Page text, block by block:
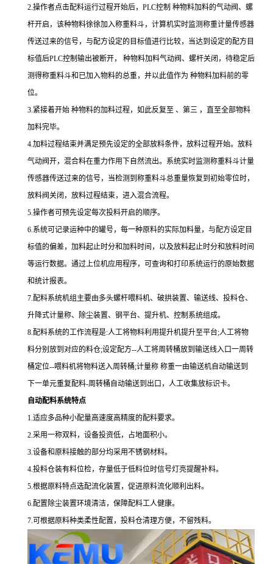
2.操作者点击配料运行过程开始后， PLC控制 种物料加料的气动阀、螺
杆开启，该种物料徐徐加入称重料斗，计算机实时监测称重计量传感器
传送过来的信号，与配方设定的目标值进行比较，当达到设定的配方目
标值后PLC控制输出被断开， 种物料加料气动阀、螺杆关闭，待稳定后
测得称重料斗和已加入物料的总重，并以此值作为 种物料加料前的零
位。
3.紧接着开始 种物料的加料过程，如此反复至 、第三 ，直至全部物料
加料完毕。
4.加料过程结束并满足预先设定的全部放料条件，放料过程开始。放料
气动阀开，混合料在重力作用下自然流出。系统实时监测称重料斗计量
传感器传送过来的信号，当检测到称重料斗总重量恢复到初始零位时，
放料阀关闭，放料过程结束，进入混合流程。
5.操作者可预先设定每次投料开启的顺序。
6.系统可记录运种中的罐号，每一种原料的实际加料量，与配方设定目
标值的偏差，加料起止时分和加料时间，以及放料起止时分和放料时间
等运行数据。通过上位机应用程序，可查询和打印系统运行的原始数据
和统计报表。
7.配料系统机组主要由多头螺杆喂料机、破拱装置、输送线、投料仓、
升降式计量称、除尘装置、钢平台、提升机、控制系统组成。
8.配料系统的工作流程是:人工将物料利用提升机提升至平台;人工将物
料分别放到对应的料仓;设定配方--人工将周转桶放到输送线入口一周转
桶定位--喂料机将物料送入周转桶;计量称 称重一由输送机自动输送到
下一单元重复配料-周转桶自动输送到出口，人工收集放标识卡。
自动配料系统特点
1.适应多品种小配量高速度高精度的配料要求。
2.采用一称双料，设备投资低，占地面积小。
3.设备和原料接触的部分均采用不锈钢材料。
4.投料仓装有料位检，存量低于低料位时信号灯亮提醒补料。
5.根据原料特点选配流化装置，促进原料流化顺利出料。
6.配置除尘装置环境清洁，保障配料工人健康。
7.可根据原料种类柔性配置，投料仓清理方便，不留残料。